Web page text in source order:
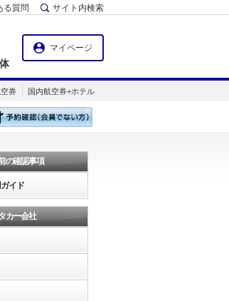
る質問 サイト内検索
マイページ
券 国内航空券+ホテル
の確認事項
イド
カー会社